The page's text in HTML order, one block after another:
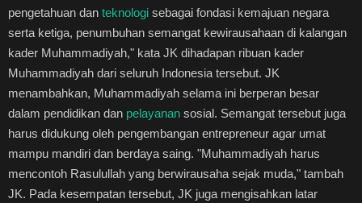
Religi
Travel
Environmental
pengetahuan dan teknologi sebagai fondasi kemajuan negara
serta ketiga, penumbuhan semangat kewirausahaan di kalangan
kader Muhammadiyah," kata JK dihadapan ribuan kader
Muhammadiyah dari seluruh Indonesia tersebut. JK
menambahkan, Muhammadiyah selama ini berperan besar
dalam pendidikan dan pelayanan sosial. Semangat tersebut juga
harus didukung oleh pengembangan entrepreneur agar umat
mampu mandiri dan berdaya saing. "Muhammadiyah harus
mencontoh Rasulullah yang berwirausaha sejak muda," tambah
JK. Pada kesempatan tersebut, JK juga mengisahkan latar